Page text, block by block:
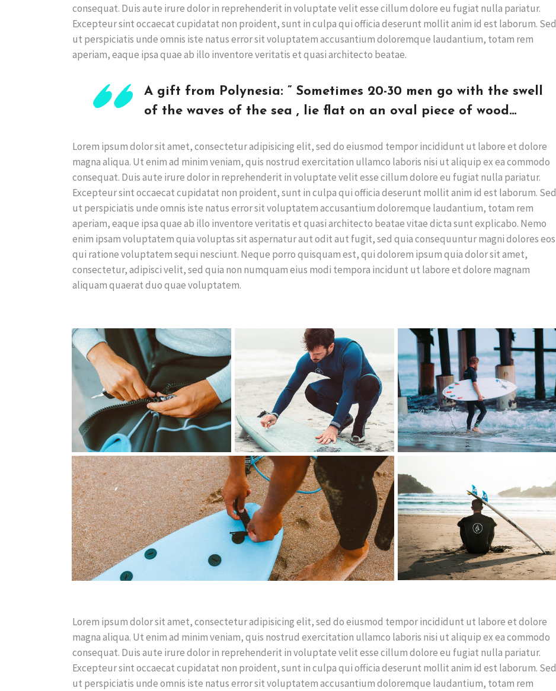
consequat. Duis aute irure dolor in reprehenderit in voluptate velit esse cillum dolore eu fugiat nulla pariatur.
Excepteur sint occaecat cupidatat non proident, sunt in culpa qui officia deserunt mollit anim id est laborum. Sed
ut perspiciatis unde omnis iste natus error sit voluptatem accusantium doloremque laudantium, totam rem
aperiam, eaque ipsa quae ab illo inventore veritatis et quasi architecto beatae.
A gift from Polynesia: ” Sometimes 20-30 men go with the swell
of the waves of the sea , lie flat on an oval piece of wood…
Lorem ipsum dolor sit amet, consectetur adipisicing elit, sed do eiusmod tempor incididunt ut labore et dolore
magna aliqua. Ut enim ad minim veniam, quis nostrud exercitation ullamco laboris nisi ut aliquip ex ea commodo
consequat. Duis aute irure dolor in reprehenderit in voluptate velit esse cillum dolore eu fugiat nulla pariatur.
Excepteur sint occaecat cupidatat non proident, sunt in culpa qui officia deserunt mollit anim id est laborum. Sed
ut perspiciatis unde omnis iste natus error sit voluptatem accusantium doloremque laudantium, totam rem
aperiam, eaque ipsa quae ab illo inventore veritatis et quasi architecto beatae vitae dicta sunt explicabo. Nemo
enim ipsam voluptatem quia voluptas sit aspernatur aut odit aut fugit, sed quia consequuntur magni dolores eos
qui ratione voluptatem sequi nesciunt. Neque porro quisquam est, qui dolorem ipsum quia dolor sit amet,
consectetur, adipisci velit, sed quia non numquam eius modi tempora incidunt ut labore et dolore magnam
aliquam quaerat duo quae voluptatem.
Lorem ipsum dolor sit amet, consectetur adipisicing elit, sed do eiusmod tempor incididunt ut labore et dolore
magna aliqua. Ut enim ad minim veniam, quis nostrud exercitation ullamco laboris nisi ut aliquip ex ea commodo
consequat. Duis aute irure dolor in reprehenderit in voluptate velit esse cillum dolore eu fugiat nulla pariatur.
Excepteur sint occaecat cupidatat non proident, sunt in culpa qui officia deserunt mollit anim id est laborum. Sed
ut perspiciatis unde omnis iste natus error sit voluptatem accusantium doloremque laudantium, totam rem